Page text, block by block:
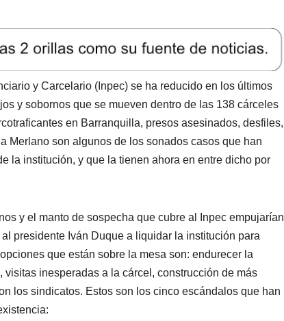
y Carcelario (Inpec) se ha reducido en los últimos
y sobornos que se mueven dentro de las 138 cárceles
en Barranquilla, presos asesinados, desfiles,
Merlano son algunos de los sonados casos que han
la institución, y que la tienen ahora en entre dicho por
y el manto de sospecha que cubre al Inpec empujarían
presidente Iván Duque a liquidar la institución para
que están sobre la mesa son: endurecer la
inesperadas a la cárcel, construcción de más
los sindicatos. Estos son los cinco escándalos que han